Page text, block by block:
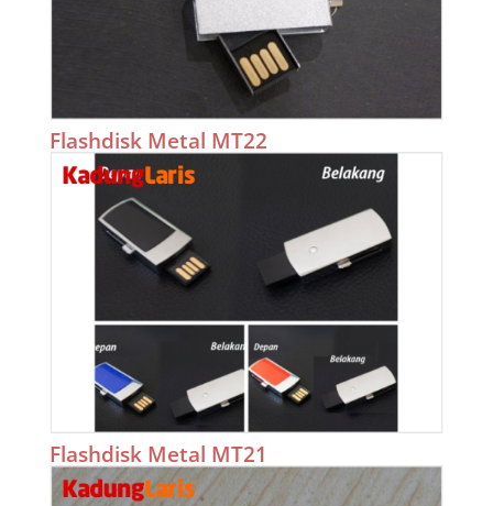
Flashdisk Metal MT22
Flashdisk Metal MT21